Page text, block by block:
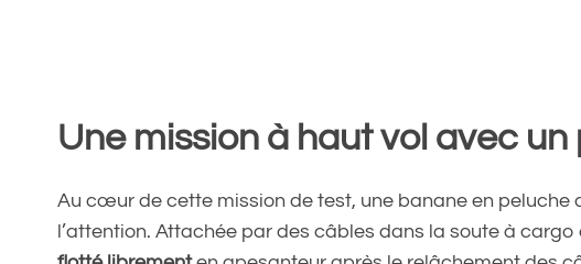
Une mission à haut vol avec
Au cœur de cette mission de test, une banane en peluche
l’attention. Attachée par des câbles dans la soute à cargo